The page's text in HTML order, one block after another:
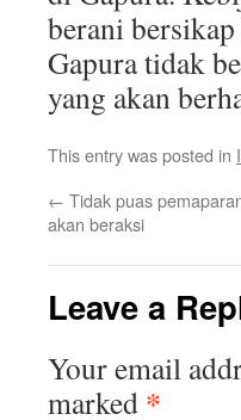
berani
Gapura tidak
yang akan
This entry was posted in
← Tidak puas
akan beraksi
Leave a
Your email
marked *